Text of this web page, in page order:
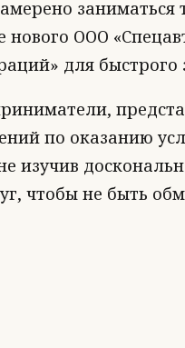
нового ООО
для быстрого
по оказанию
изучив
чтобы не быть